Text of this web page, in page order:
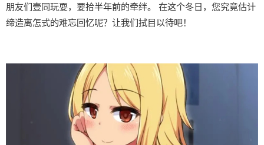
朋友们壹同玩耍，要拾半年前的牵绊。 在这个冬日，您究竟估计
缔造离怎式的难忘回忆呢？让我们拭目以待吧！